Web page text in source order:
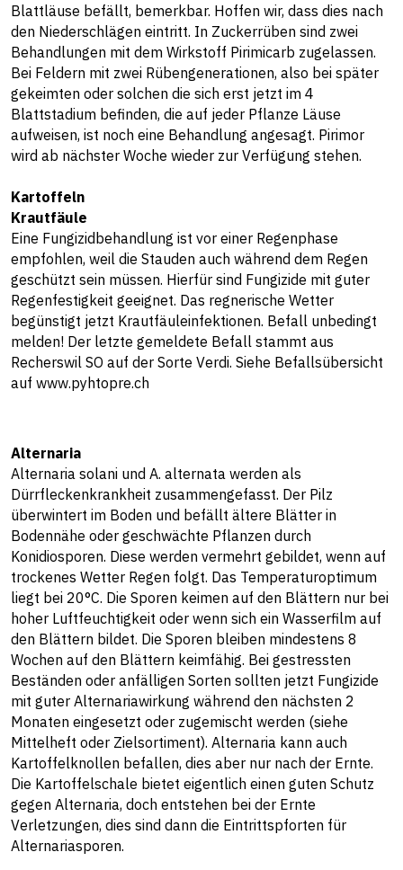
Blattläuse befällt, bemerkbar. Hoffen wir, dass dies nach
den Niederschlägen eintritt. In Zuckerrüben sind zwei
Behandlungen mit dem Wirkstoff Pirimicarb zugelassen.
Bei Feldern mit zwei Rübengenerationen, also bei später
gekeimten oder solchen die sich erst jetzt im 4
Blattstadium befinden, die auf jeder Pflanze Läuse
aufweisen, ist noch eine Behandlung angesagt. Pirimor
wird ab nächster Woche wieder zur Verfügung stehen.
Kartoffeln
Krautfäule
Eine Fungizidbehandlung ist vor einer Regenphase
empfohlen, weil die Stauden auch während dem Regen
geschützt sein müssen. Hierfür sind Fungizide mit guter
Regenfestigkeit geeignet. Das regnerische Wetter
begünstigt jetzt Krautfäuleinfektionen. Befall unbedingt
melden! Der letzte gemeldete Befall stammt aus
Recherswil SO auf der Sorte Verdi. Siehe Befallsübersicht
auf www.pyhtopre.ch
Alternaria
Alternaria solani und A. alternata werden als
Dürrfleckenkrankheit zusammengefasst. Der Pilz
überwintert im Boden und befällt ältere Blätter in
Bodennähe oder geschwächte Pflanzen durch
Konidiosporen. Diese werden vermehrt gebildet, wenn auf
trockenes Wetter Regen folgt. Das Temperaturoptimum
liegt bei 20°C. Die Sporen keimen auf den Blättern nur bei
hoher Luftfeuchtigkeit oder wenn sich ein Wasserfilm auf
den Blättern bildet. Die Sporen bleiben mindestens 8
Wochen auf den Blättern keimfähig. Bei gestressten
Beständen oder anfälligen Sorten sollten jetzt Fungizide
mit guter Alternariawirkung während den nächsten 2
Monaten eingesetzt oder zugemischt werden (siehe
Mittelheft oder Zielsortiment). Alternaria kann auch
Kartoffelknollen befallen, dies aber nur nach der Ernte.
Die Kartoffelschale bietet eigentlich einen guten Schutz
gegen Alternaria, doch entstehen bei der Ernte
Verletzungen, dies sind dann die Eintrittspforten für
Alternariasporen.